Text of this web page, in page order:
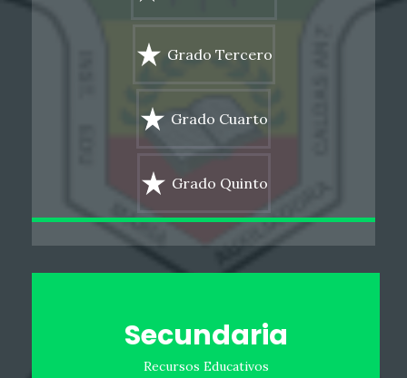
Grado Tercero
Grado Cuarto
Grado Quinto
Secundaria
Recursos Educativos